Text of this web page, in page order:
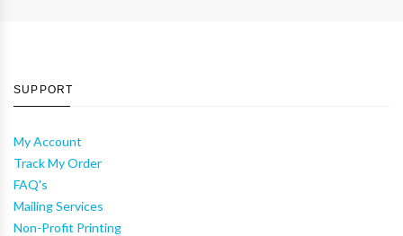
SUPPORT
My Account
Track My Order
FAQ's
Mailing Services
Non-Profit Printing